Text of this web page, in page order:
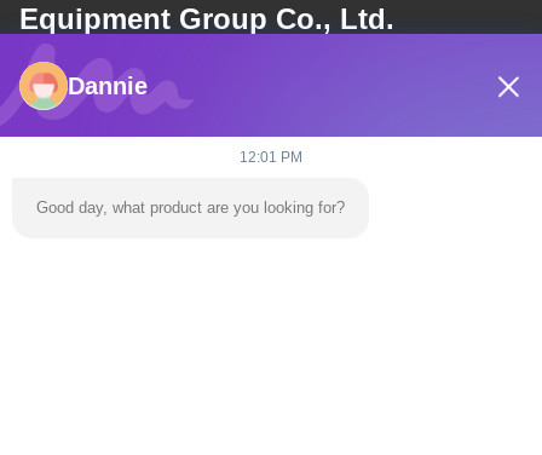
Equipment Group Co., Ltd.
E-mail
dannie@zhongliyoule.com
Dannie
12:01 PM
Good day, what product are you looking for?